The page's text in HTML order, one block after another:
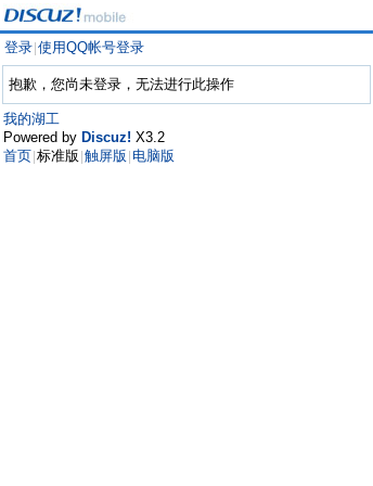
登录 使用QQ帐号登录
抱歉，您尚未登录，无法进行此操作
我的湖工
Powered by Discuz! X3.2
首页 标准版 触屏版 电脑版